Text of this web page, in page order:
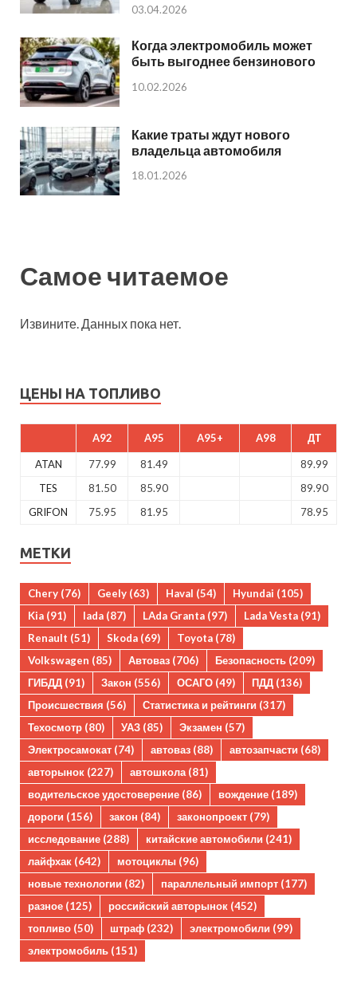
03.04.2026
Когда электромобиль может
быть выгоднее бензинового
10.02.2026
Какие траты ждут нового
владельца автомобиля
18.01.2026
Самое читаемое
Извините. Данных пока нет.
ЦЕНЫ НА ТОПЛИВО
A92 A95 A95+ A98 ДТ
ATAN 77.99 81.49
89.99
TES
81.50 85.90
89.90
GRIFON
75.95 81.95 78.95
МЕТКИ
Chery (76) Geely (63) Haval (54) Hyundai (105)
Kia (91) lada (87) LAda Granta (97) Lada Vesta (91)
Renault (51) Skoda (69) Toyota (78)
Volkswagen (85) Автоваз (706) Безопасность (209)
ГИБДД (91) Закон (556) ОСАГО (49) ПДД (136)
Происшествия (56) Статистика и рейтинги (317)
Техосмотр (80) УАЗ (85) Экзамен (57)
Электросамокат (74) автоваз (88) автозапчасти (68)
авторынок (227) автошкола(81)
водительское удостоверение (86) вождение (189)
дороги (156) закон (84) законопроект (79)
исследование (288) китайские автомобили (241)
лайфхак (642) мотоциклы (96)
новые технологии (82) параллельный импорт (177)
разное (125) российский авторынок (452)
топливо (50) штраф (232) электромобили (99)
электромобиль (151)